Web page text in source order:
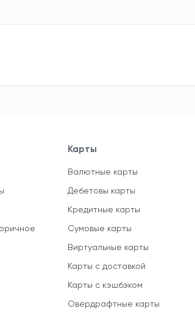
Карты
Валютные карты
Дебетовы карты
Кредитные карты
Сумовые карты
Виртуальные карты
Карты с доставкой
Карты с кэшбэком
Овердрафтные карты